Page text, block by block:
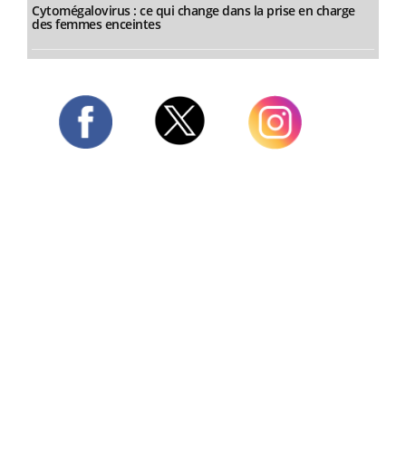
Cytomégalovirus : ce qui change dans la prise en charge
des femmes enceintes